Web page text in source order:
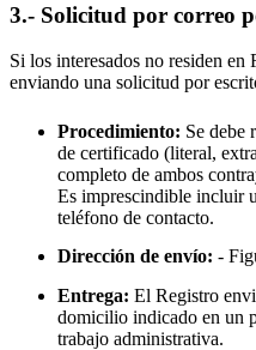
3.- Solicitud por correo
Si los interesados no residen en
enviando una solicitud por
Procedimiento: Se debe
de certificado (literal,
completo de ambos
Es imprescindible incluir
teléfono de contacto.
Dirección de envío: -
Entrega: El Registro
domicilio indicado en un
trabajo administrativa.